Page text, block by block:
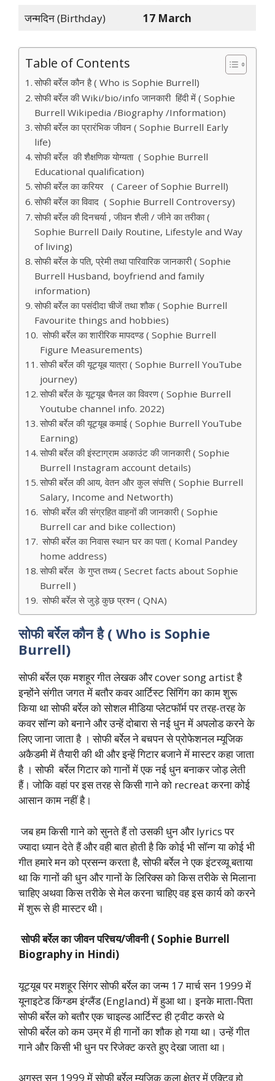
जन्मदिन (Birthday)
17 March
Table of Contents
सोफी बर्रेल कौन है ( Who is Sophie Burrell)
सोफी बर्रेल की Wiki/bio/info जानकारी हिंदी में ( Sophie
Burrell Wikipedia /Biography /Information)
सोफी बर्रेल का प्रारंभिक जीवन ( Sophie Burrell Early
life)
सोफी बर्रेल की शैक्षणिक योग्यता ( Sophie Burrell
Educational qualification)
सोफी बर्रेल का करियर ( Career of Sophie Burrell)
सोफी बर्रेल का विवाद ( Sophie Burrell Controversy)
सोफी बर्रेल की दिनचर्या , जीवन शैली / जीने का तरीका (
Sophie Burrell Daily Routine, Lifestyle and Way
of living)
सोफी बर्रेल के पति, प्रेमी तथा पारिवारिक जानकारी ( Sophie
Burrell Husband, boyfriend and family
information)
सोफी बर्रेल का पसंदीदा चीजें तथा शौक ( Sophie Burrell
Favourite things and hobbies)
सोफी बर्रेल का शारीरिक मापदण्ड ( Sophie Burrell
Figure Measurements)
सोफी बर्रेल की यूट्यूब यात्रा ( Sophie Burrell YouTube
journey)
सोफी बर्रेल के यूट्यूब चैनल का विवरण ( Sophie Burrell
Youtube channel info. 2022)
सोफी बर्रेल की यूट्यूब कमाई ( Sophie Burrell YouTube
Earning)
सोफी बर्रेल की इंस्टाग्राम अकाउंट की जानकारी ( Sophie
Burrell Instagram account details)
सोफी बर्रेल की आय, वेतन और कुल संपत्ति ( Sophie Burrell
Salary, Income and Networth)
सोफी बर्रेल की संग्रहित वाहनों की जानकारी ( Sophie
Burrell car and bike collection)
सोफी बर्रेल का निवास स्थान घर का पता ( Komal Pandey
home address)
सोफी बर्रेल के गुप्त तथ्य ( Secret facts about Sophie
Burrell )
सोफी बर्रेल से जुड़े कुछ प्रश्न ( QNA)
सोफी बर्रेल कौन है( Who is Sophie
Burrell)
सोफी बर्रेल एक मशहूर गीत लेखक और cover song artist है
इन्होंने संगीत जगत में बतौर कवर आर्टिस्ट सिंगिंग का काम शुरू
किया था सोफी बर्रेल को सोशल मीडिया प्लेटफॉर्म पर तरह-तरह के
कवर सॉन्ग को बनाने और उन्हें दोबारा से नई धुन में अपलोड करने के
लिए जाना जाता है । सोफी बर्रेल ने बचपन से प्रोफेशनल म्यूजिक
अकैडमी में तैयारी की थी और इन्हें गिटार बजाने में मास्टर कहा जाता
है । सोफी बर्रेल गिटार को गानों में एक नई धुन बनाकर जोड़ लेती
हैं। जोकि वहां पर इस तरह से किसी गाने को recreat करना कोई
आसान काम नहीं है।
जब हम किसी गाने को सुनते हैं तो उसकी धुन और lyrics पर
ज्यादा ध्यान देते हैं और वही बात होती है कि कोई भी सॉन्ग या कोई भी
गीत हमारे मन को प्रसन्न करता है, सोफी बर्रेल ने एक इंटरव्यू बताया
था कि गानों की धुन और गानों के लिरिक्स को किस तरीके से मिलाना
चाहिए अथवा किस तरीके से मेल करना चाहिए वह इस कार्य को करने
में शुरू से ही मास्टर थी।
सोफीबर्रेलकाजीवनपरिचय/जीवनी( Sophie Burrell
Biography in Hindi)
यूट्यूब पर मशहूर सिंगर सोफी बर्रेल का जन्म 17 मार्च सन 1999 में
यूनाइटेड किंग्डम इंग्लैंड (England) में हुआ था। इनके माता-पिता
सोफी बर्रेल को बतौर एक चाइल्ड आर्टिस्ट ही ट्वीट करते थे
सोफी बर्रेल को कम उम्र में ही गानों का शौक हो गया था। उन्हें गीत
गाने और किसी भी धुन पर रिजेक्ट करते हुए देखा जाता था।
अगस्त सन 1999 में सोफी बर्रेल म्यूजिक कला क्षेत्र में एक्टिव हो